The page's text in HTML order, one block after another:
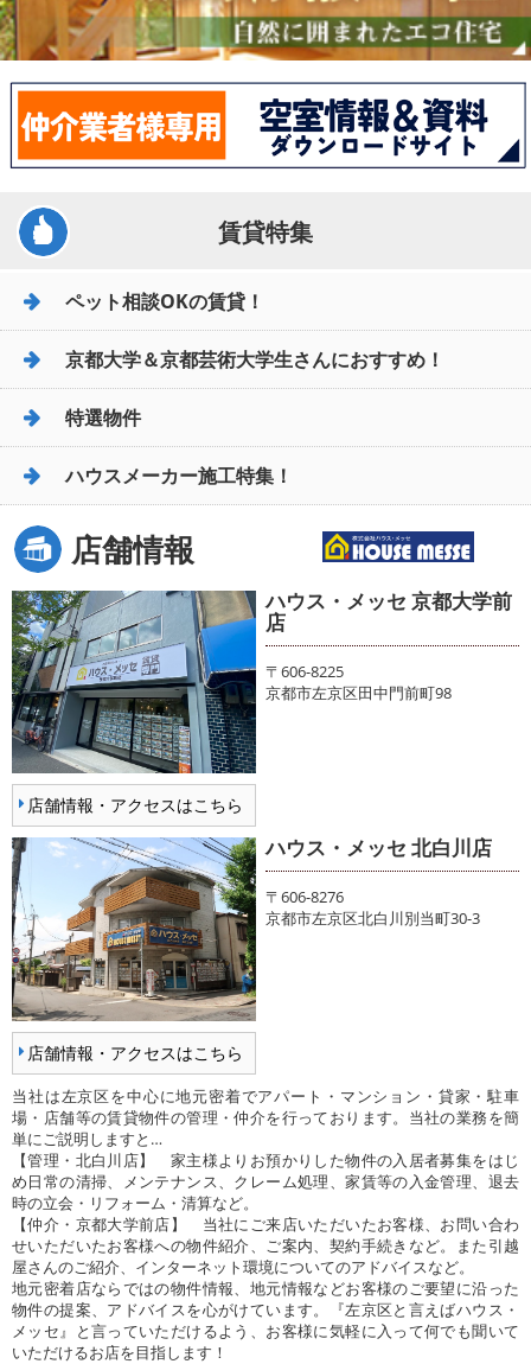
賃貸特集
ペット相談OKの賃貸！
京都大学＆京都芸術大学生さんにおすすめ！
特選物件
ハウスメーカー施工特集！
店舗情報
店舗情報・アクセスはこちら
ハウス・メッセ 京都大学前
店
〒606-8225
京都市左京区田中門前町98
店舗情報・アクセスはこちら
ハウス・メッセ 北白川店
〒606-8276
京都市左京区北白川別当町30-3
当社は左京区を中心に地元密着でアパート・マンション・貸家・駐車
場・店舗等の賃貸物件の管理・仲介を行っております。当社の業務を簡
単にご説明しますと…
【管理・北白川店】 家主様よりお預かりした物件の入居者募集をはじ
め日常の清掃、メンテナンス、クレーム処理、家賃等の入金管理、退去
時の立会・リフォーム・清算など。
【仲介・京都大学前店】 当社にご来店いただいたお客様、お問い合わ
せいただいたお客様への物件紹介、ご案内、契約手続きなど。また引越
屋さんのご紹介、インターネット環境についてのアドバイスなど。
地元密着店ならではの物件情報、地元情報などお客様のご要望に沿った
物件の提案、アドバイスを心がけています。『左京区と言えばハウス・
メッセ』と言っていただけるよう、お客様に気軽に入って何でも聞いて
いただけるお店を目指します！